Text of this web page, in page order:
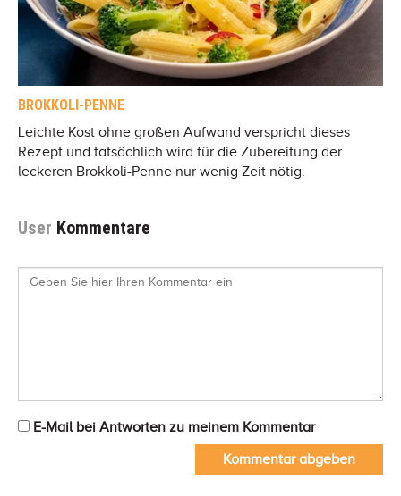
BROKKOLI-PENNE
Leichte Kost ohne großen Aufwand verspricht dieses
Rezept und tatsächlich wird für die Zubereitung der
leckeren Brokkoli-Penne nur wenig Zeit nötig.
User Kommentare
E-Mail bei Antworten zu meinem Kommentar
Kommentar abgeben